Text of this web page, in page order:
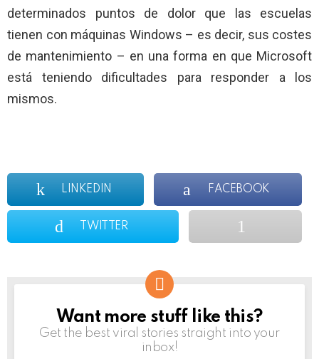
determinados puntos de dolor que las escuelas
tienen con máquinas Windows – es decir, sus costes
de mantenimiento – en una forma en que Microsoft
está teniendo dificultades para responder a los
mismos.
LINKEDIN FACEBOOK
TWITTER
NEWSLETTER
Want more stuff like this?
Get the best viral stories straight into your
inbox!